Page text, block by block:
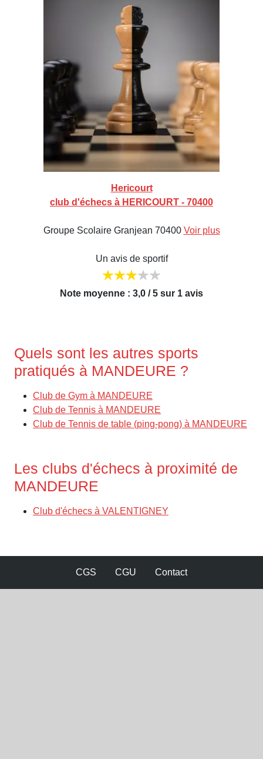
Hericourt
club d'échecs à HERICOURT - 70400
Groupe Scolaire Granjean 70400 Voir plus
Un avis de sportif
Note moyenne : 3,0 / 5 sur 1 avis
Quels sont les autres sports
pratiqués à MANDEURE ?
Club de Gym à MANDEURE
Club de Tennis à MANDEURE
Club de Tennis de table (ping-pong) à MANDEURE
Les clubs d'échecs à proximité de
MANDEURE
Club d'échecs à VALENTIGNEY
CGS CGU Contact